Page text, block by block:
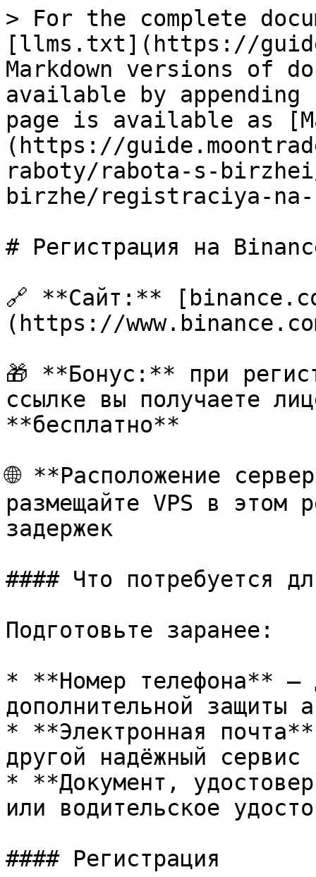
> For the complete
[llms.txt](https://
Markdown versions of
available by
page is available as
(https://
raboty/rabota-s-
birzhe/registraciya-na-
# Регистрация на
🔗 **Сайт:**
(https://
🎁 **Бонус:** при
ссылке вы получаете
**бесплатно**
🌐 **Расположение
размещайте VPS в этом
задержек
#### Что потребуется
Подготовьте заранее:
* **Номер телефона** —
дополнительной защиты
* **Электронная
другой надёжный сервис
* **Документ,
или водительское
#### Регистрация